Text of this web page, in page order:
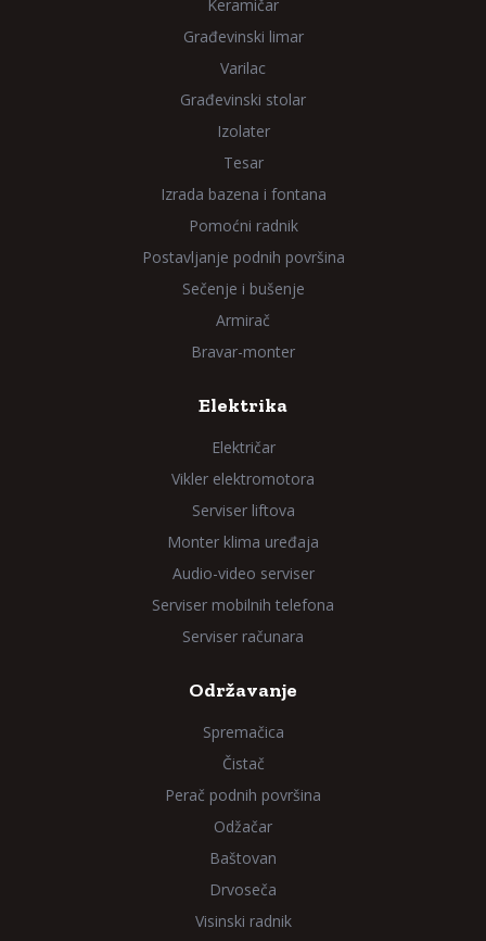
Keramičar
Građevinski limar
Varilac
Građevinski stolar
Izolater
Tesar
Izrada bazena i fontana
Pomoćni radnik
Postavljanje podnih površina
Sečenje i bušenje
Armirač
Bravar-monter
Elektrika
Električar
Vikler elektromotora
Serviser liftova
Monter klima uređaja
Audio-video serviser
Serviser mobilnih telefona
Serviser računara
Održavanje
Spremačica
Čistač
Perač podnih površina
Odžačar
Baštovan
Drvoseča
Visinski radnik